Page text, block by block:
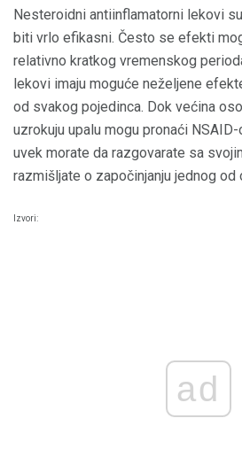
Nesteroidni antiinflamatorni lekovi
biti vrlo efikasni. Često se efekti
relativno kratkog vremenskog
lekovi imaju moguće neželjene
od svakog pojedinca. Dok većina
uzrokuju upalu mogu pronaći
uvek morate da razgovarate sa
razmišljate o započinjanju jednog od
Izvori:
ad